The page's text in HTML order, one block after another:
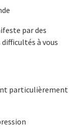
par des
à vous
particulièrement